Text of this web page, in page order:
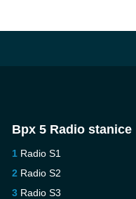
Врх 5 Radio stanice
Radio S1
Radio S2
Radio S3